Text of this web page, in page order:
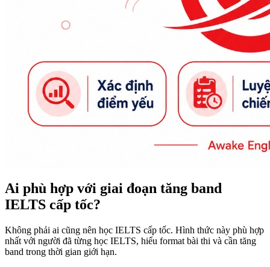
Ai phù hợp với giai đoạn tăng band
IELTS cấp tốc?
Không phải ai cũng nên học IELTS cấp tốc. Hình thức này phù hợp
nhất với người đã từng học IELTS, hiểu format bài thi và cần tăng
band trong thời gian giới hạn.